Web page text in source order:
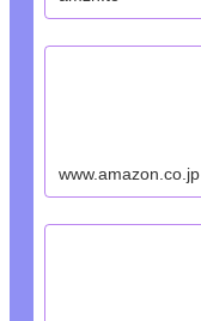
www.amazon.co.jp